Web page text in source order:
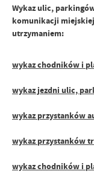
Wykaz ulic,
komunikacji
utrzymaniem:
wykaz chodników i
wykaz jezdni ulic,
wykaz przystanków
wykaz przystanków
wykaz chodników i